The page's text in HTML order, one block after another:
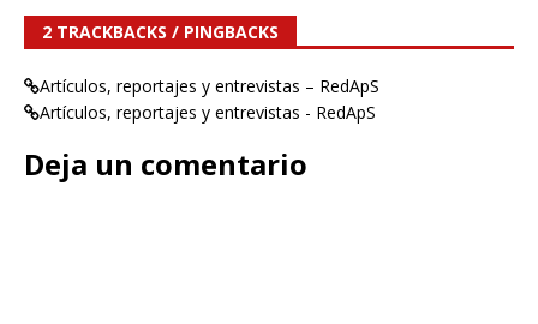
2 TRACKBACKS / PINGBACKS
Artículos, reportajes y entrevistas – RedApS
Artículos, reportajes y entrevistas - RedApS
Deja un comentario